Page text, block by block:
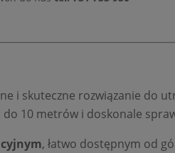
i skuteczne rozwiązanie do
10 metrów i doskonale
, łatwo dostępnym od